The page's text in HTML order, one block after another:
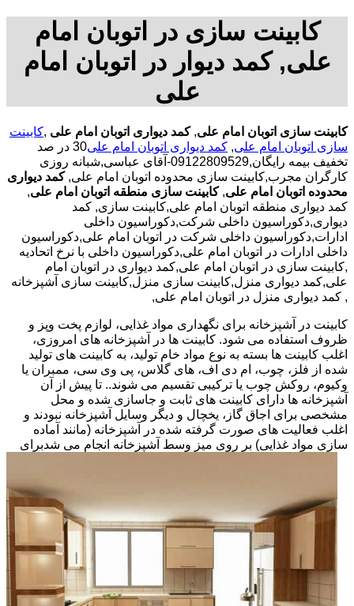
کابینت سازی در اتوبان امام
علی, کمد دیوار در اتوبان امام
علی
کابینت سازی اتوبان امام علی,کمد دیواری اتوبان امام علی ,کابینت
سازی اتوبان امام علی, کمد دیواری اتوبان امام علی
30 در صد
تخفیف بیمه رایگان,09122809529-آقای عباسی,شبانه روزی
کارگران مجرب,کابینت سازی محدوده اتوبان امام علی,کمد دیواری
محدوده اتوبان امام علی, کابینت سازی منطقه اتوبان امام علی,
کمد دیواری منطقه اتوبان امام علی,کابینت سازی, کمد
دیواری,دکوراسیون داخلی شرکت,دکوراسیون داخلی
ادارات,دکوراسیون داخلی شرکت در اتوبان امام علی,دکوراسیون
داخلی ادارات در اتوبان امام علی,دکوراسیون داخلی با نرخ اتحادیه
,کابینت سازی در اتوبان امام علی,کمد دیواری در اتوبان امام
علی,کمد دیواری منزل,کابینت سازی منزل,کابینت سازی آشپزخانه
, کمد دیواری منزل در اتوبان امام علی,
کابینت در آشپزخانه برای نگهداری مواد غذایی، لوازم پخت وپز و
ظروف استفاده می شود. کابینت ها در آشپزخانه های امروزی،
اغلب کابینت ها بسته به نوع مواد خام تولید، به کابینت های تولید
شده از فلز، چوب، ام دی اف، های گلاس، پی وی سی، ممبران یا
وکیوم، روکش چوب یا ترکیبی تقسیم می شوند.. تا پیش از آن
آشپزخانه ها دارای کابینت های ثابت و جاسازی شده و محل
مشخصی برای اجاق گاز، یخچال و دیگر وسایل آشپزخانه نبودند و
اغلب فعالیت های صورت گرفته شده در آشپزخانه (مانند آماده
سازی مواد غذایی) بر روی میز وسط آشپزخانه انجام می شدبرای